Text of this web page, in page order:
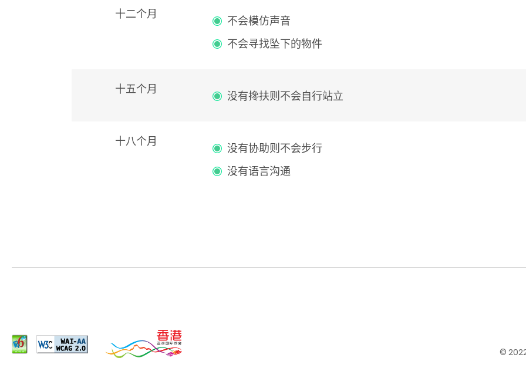
十二个月
不会模仿声音
不会寻找坠下的物件
十五个月 没有搀扶则不会自行站立
十八个月
没有协助则不会步行
没有语言沟通
©